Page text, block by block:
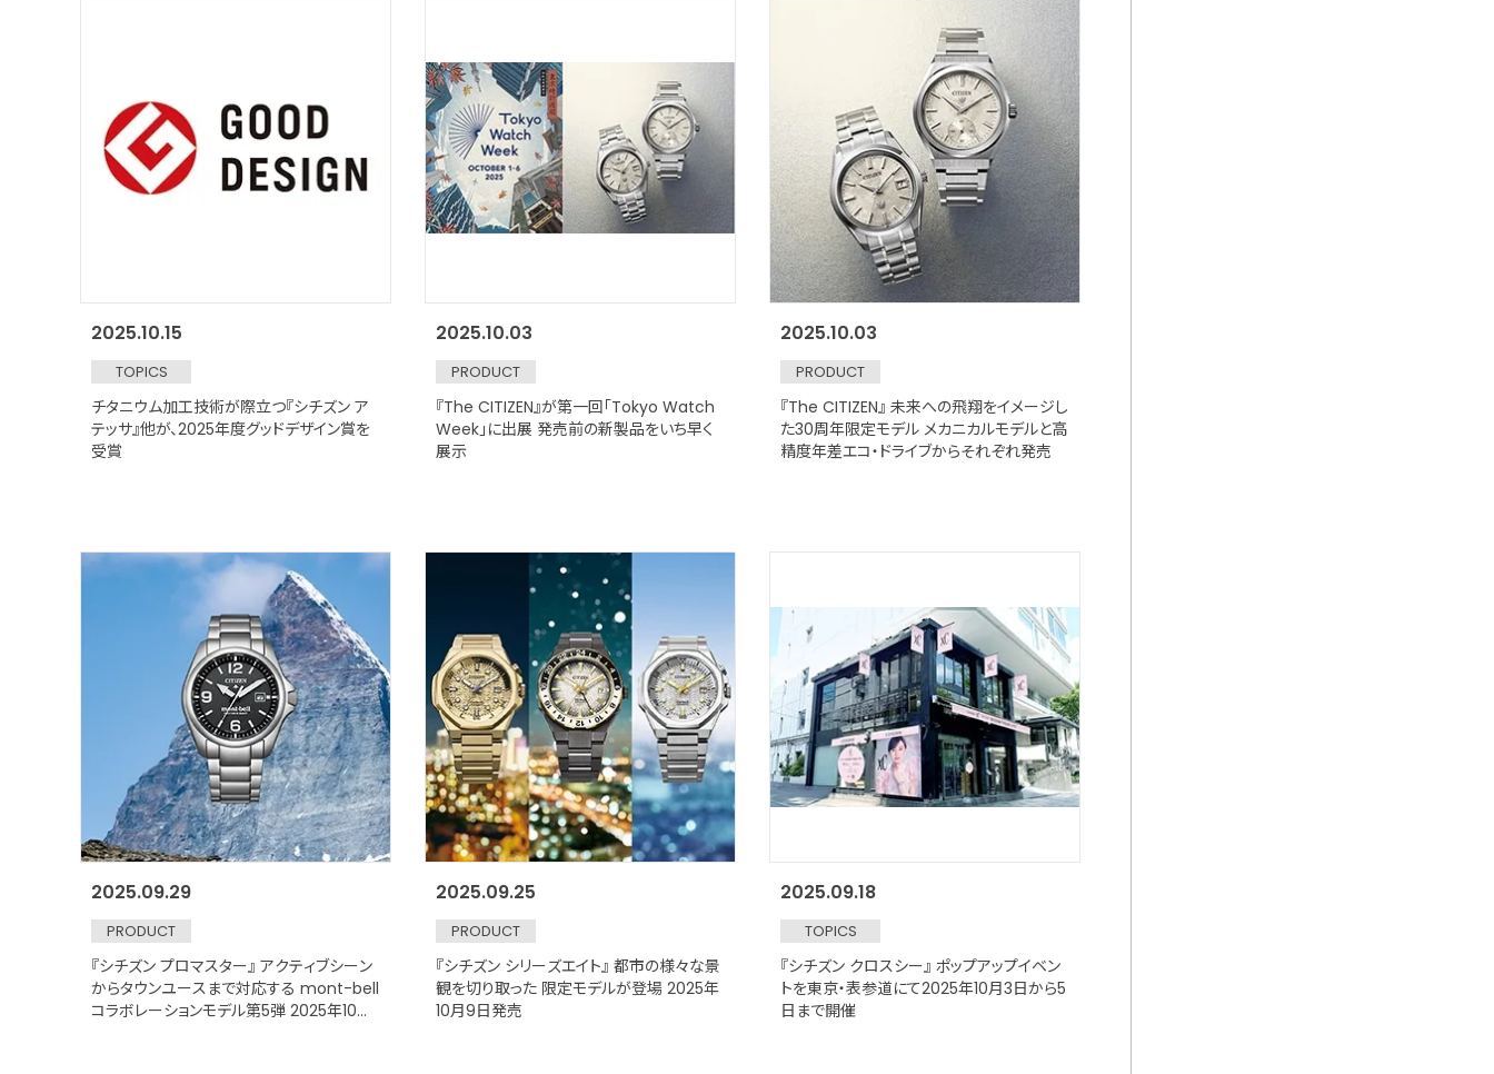
2025.10.15
TOPICS
チタニウム加工技術が際立つ『シチズン ア
テッサ』他が、2025年度グッドデザイン賞を
受賞
2025.10.03
PRODUCT
『The CITIZEN』が第一回「Tokyo Watch
Week」に出展 発売前の新製品をいち早く
展示
2025.10.03
PRODUCT
『The CITIZEN』 未来への飛翔をイメージし
た30周年限定モデル メカニカルモデルと高
精度年差エコ・ドライブからそれぞれ発売
2025.09.29
PRODUCT
『シチズン プロマスター』 アクティブシーン
からタウンユースまで対応する mont-bell
コラボレーションモデル第5弾 2025年10月
2025.09.25
PRODUCT
『シチズン シリーズエイト』 都市の様々な景
観を切り取った 限定モデルが登場 2025年
10月9日発売
2025.09.18
TOPICS
『シチズン クロスシー』 ポップアップイベン
トを東京・表参道にて2025年10月3日から5
日まで開催